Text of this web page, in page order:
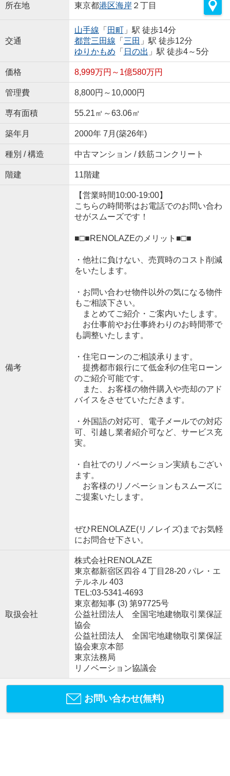
所在地 東京都港区海岸 ２丁目
交通
山手線 「 田町」駅 徒歩14分
都営三田線 「 三田 」駅 徒歩12分
ゆりかもめ 「 日の出 」駅 徒歩4～5分
価格 8,999万円～1億580万円
管理費 8,800円～10,000円
専有面積 55.21㎡～63.06㎡
築年月 2000年 7月(築26年)
種別 / 構造 中古マンション / 鉄筋コンクリート
階建 11階建
備考
【営業時間10:00-19:00】
こちらの時間帯はお電話でのお問い合わ
せがスムーズです！
■□■RENOLAZEのメリット■□■
・他社に負けない、売買時のコスト削減
をいたします。
・お問い合わせ物件以外の気になる物件
もご相談下さい。
まとめてご紹介・ご案内いたします。
お仕事前やお仕事終わりのお時間帯で
も調整いたします。
・住宅ローンのご相談承ります。
提携都市銀行にて低金利の住宅ローン
のご紹介可能です。
また、お客様の物件購入や売却のアド
バイスをさせていただきます。
・外国語の対応可、電子メールでの対応
可、引越し業者紹介可など、サービス充
実。
・自社でのリノベーション実績もござい
ます。
お客様のリノベーションもスムーズに
ご提案いたします。
ぜひRENOLAZE(リノレイズ)までお気軽
にお問合せ下さい。
取扱会社
株式会社RENOLAZE
東京都新宿区四谷４丁目28-20 パレ・エ
テルネル 403
TEL:03-5341-4693
東京都知事 (3) 第97725号
公益社団法人 全国宅地建物取引業保証
協会
公益社団法人 全国宅地建物取引業保証
協会東京本部
東京法務局
リノベーション協議会
お問い合わせ(無料)